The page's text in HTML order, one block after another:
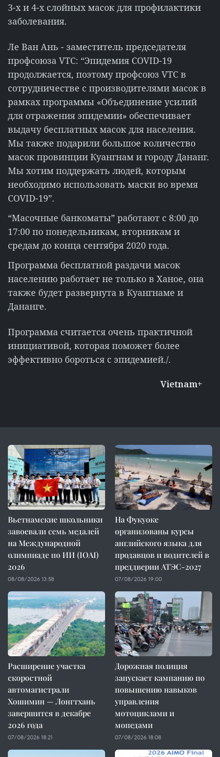
3-х и 4-х слойных масок для профилактики
заболевания.
Ле Ван Ань - заместитель председателя
профсоюза VTC: “Эпидемия COVID-19
продолжается, поэтому профсоюз VTC в
сотрудничестве с производителями масок в
рамках программы «Объединение усилий
для отражения эпидемии» обеспечивает
выдачу бесплатных масок для населения.
Мы также подарили большое количество
масок провинции Куангнам и городу Дананг.
Мы хотим поддержать людей, которым
необходимо использовать маски во время
COVID-19”.
“Масочные банкоматы” работают с 8:00 до
17:00 по понедельникам, вторникам и
средам до конца сентября 2020 года.
Программа бесплатной раздачи масок
населению работает не только в Ханое, она
также будет развернута в Куангнаме и
Дананге.
Программа считается очень практичной
инициативой, которая поможет более
эффективно бороться с эпидемией./.
Vietnam+
Вьетнамские школьники
завоевали семь медалей
на Международной
олимпиаде по ИИ (IOAI)
2026
08/08/2026 13:58
На Фукуоке
организованы курсы
английского языка для
продавцов и водителей в
преддверии АТЭС-2027
07/08/2026 19:00
Расширение участка
скоростной
автомагистрали
Хошимин — Лонгтхань
завершится в декабре
2026 года
07/08/2026 18:21
Дорожная полиция
запускает кампанию по
повышению навыков
управления
мотоциклами и
мопедами
07/08/2026 18:08